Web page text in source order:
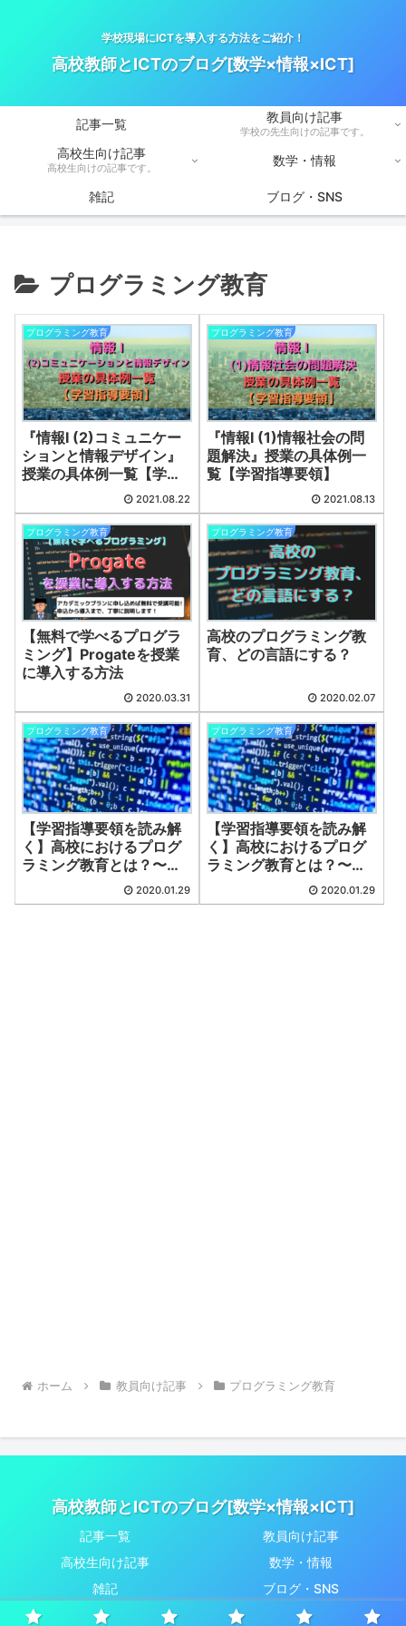
学校現場にICTを導入する方法をご紹介！
高校教師とICTのブログ[数学×情報×ICT]
記事一覧 教員向け記事
学校の先生向けの記事です。
高校生向け記事
高校生向けの記事です。 数学・情報
雑記 ブログ・SNS
プログラミング教育
プログラミング教育
『情報Ⅰ (2)コミュニケー
ションと情報デザイン』
授業の具体例一覧【学習
2021.08.22
プログラミング教育
『情報Ⅰ (1)情報社会の問
題解決』授業の具体例一
覧【学習指導要領】
2021.08.13
プログラミング教育
【無料で学べるプログラ
ミング】Progateを授業
に導入する方法
2020.03.31
プログラミング教育
高校のプログラミング教
育、どの言語にする？
2020.02.07
プログラミング教育
【学習指導要領を読み解
く】高校におけるプログ
ラミング教育とは？〜後
2020.01.29
プログラミング教育
【学習指導要領を読み解
く】高校におけるプログ
ラミング教育とは？〜前
2020.01.29
ホーム 教員向け記事 プログラミング教育
高校教師とICTのブログ[数学×情報×ICT]
記事一覧
教員向け記事
高校生向け記事
数学・情報
雑記
ブログ・SNS
© 2020 高校教師とICTのブログ[数学×情報×ICT].